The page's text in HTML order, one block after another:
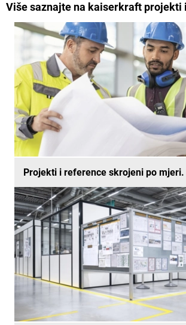
Više saznajte na kaiserkraft projekti
Projekti i reference skrojeni po mjeri.